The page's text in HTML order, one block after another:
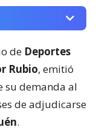
de Deportes
Rubio, emitió
su demanda al
de adjudicarse
.